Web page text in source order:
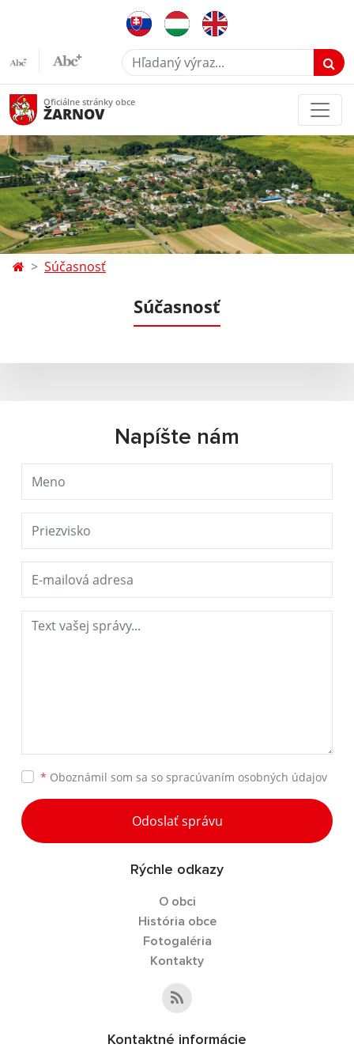
Hľadaný výraz...
Oficiálne stránky obce
ŽARNOV
Súčasnosť
Súčasnosť
Napíšte nám
* Oboznámil som sa so spracúvaním osobných údajov
Odoslať správu
Rýchle odkazy
O obci
História obce
Fotogaléria
Kontakty
Kontaktné informácie